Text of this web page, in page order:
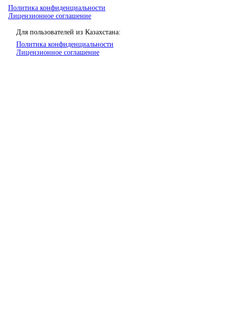
Политика конфиденциальности
Лицензионное соглашение
Для пользователей из Казахстана:
Политика конфиденциальности
Лицензионное соглашение